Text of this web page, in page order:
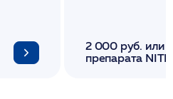
2 000 руб. или
препарата